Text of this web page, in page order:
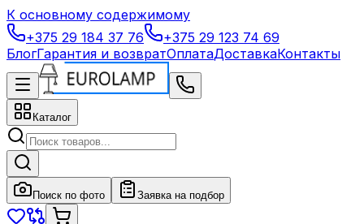
К основному содержимому
+375 29 184 37 76
+375 29 123 74 69
БлогГарантия и возвратОплатаДоставкаКонтакты
Каталог
Поиск по фото Заявка на подбор